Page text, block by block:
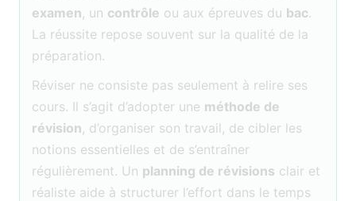
examen, un contrôle ou aux épreuves du bac.
La réussite repose souvent sur la qualité de la
préparation.
Réviser ne consiste pas seulement à relire ses
cours. Il s’agit d’adopter une méthode de
révision, d’organiser son travail, de cibler les
notions essentielles et de s’entraîner
régulièrement. Un planning de révisions clair et
réaliste aide à structurer l’effort dans le temps